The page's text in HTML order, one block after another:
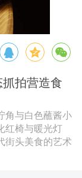
拍营造食
角与白色蘸酱小
红椅与暖光灯
街头美食的艺术